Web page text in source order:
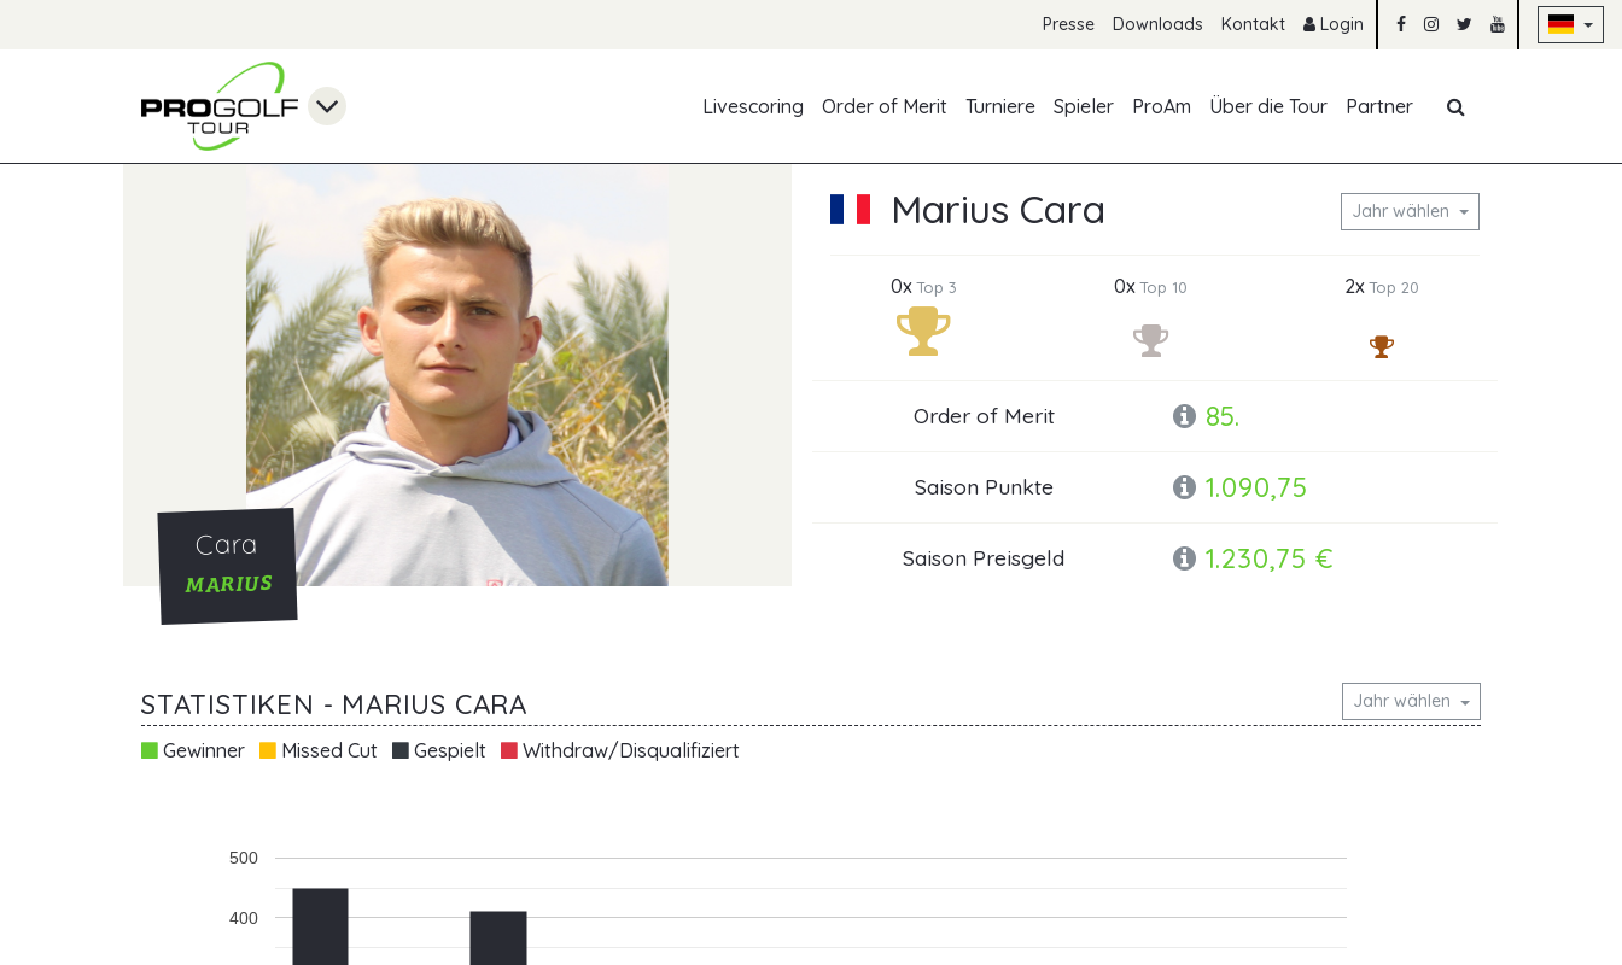
Presse Downloads Kontakt Login
Livescoring
Order of Merit Turniere Spieler ProAm Über die Tour Partner
Cara
MARIUS
Marius Cara Jahr wählen
0xTop 3 0xTop 10 2xTop 20
Order of Merit 85.
Saison Punkte 1.090,75
Saison Preisgeld 1.230,75 €
STATISTIKEN - MARIUS CARA Jahr wählen
Gewinner Missed Cut Gespielt Withdraw/Disqualifiziert
400
500